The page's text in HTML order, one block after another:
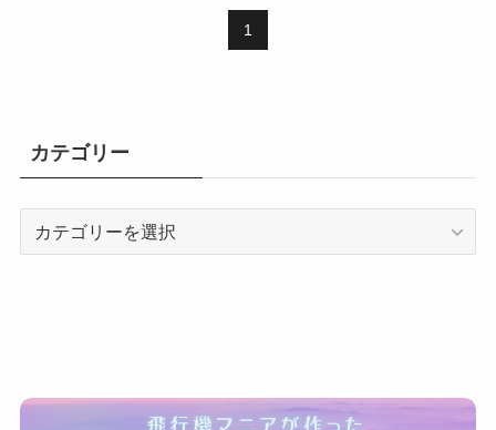
1
カテゴリー